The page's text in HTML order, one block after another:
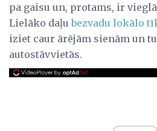
pa gaisu un, protams, ir
Lielāko daļubezvadu lokālo
iziet caur ārējām sienām un
autostāvvietās.